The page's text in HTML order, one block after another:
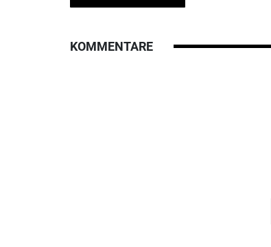
KOMMENTARE